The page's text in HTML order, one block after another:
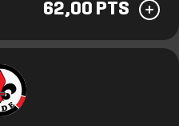
62,00 PTS